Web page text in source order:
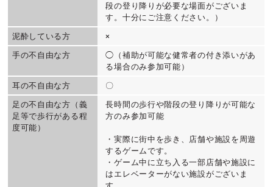
段の登り降りが必要な場面がございま
す。十分にご注意ください。）
泥酔している方 ×
手の不自由な方
◯（補助が可能な健常者の付き添いがあ
る場合のみ参加可能）
耳の不自由な方 〇
足の不自由な方（義
足等で歩行がある程
度可能）
長時間の歩行や階段の登り降りが可能な
方のみ参加可能
・実際に街中を歩き、店舗や施設を周遊
するゲームです。
・ゲーム中に立ち入る一部店舗や施設に
はエレベーターがない施設がございま